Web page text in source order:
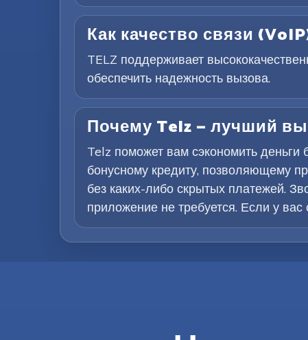
Как качество связи
TELZ поддерживает
обеспечить надежность вызова.
Почему Telz — лучший
Telz поможет вам сэкономить
бонусному кредиту, позволяющему
без каких-либо скрытых платежей.
приложение не требуется. Если у